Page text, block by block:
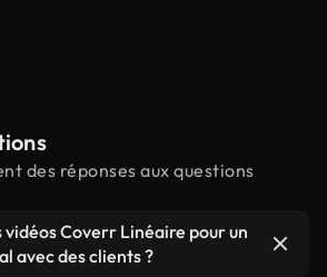
des réponses aux questions
vidéos Coverr Linéaire pour un
avec des clients ?